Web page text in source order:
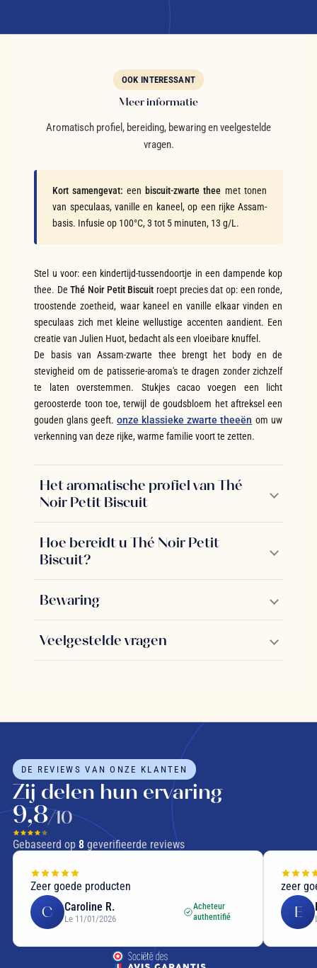
OOK INTERESSANT
Meer informatie
Aromatisch profiel, bereiding, bewaring en veelgestelde
vragen.
Kort samengevat: een biscuit-zwarte thee met tonen
van speculaas, vanille en kaneel, op een rijke Assam-
basis. Infusie op 100°C, 3 tot 5 minuten, 13 g/L.
Stel u voor: een kindertijd-tussendoortje in een dampende kop
thee. DeThé Noir Petit Biscuit roept precies dat op: een ronde,
troostende zoetheid, waar kaneel en vanille elkaar vinden en
speculaas zich met kleine wellustige accenten aandient. Een
creatie van Julien Huot, bedacht als een vloeibare knuffel.
De basis van Assam-zwarte thee brengt het body en de
stevigheid om de patisserie-aroma's te dragen zonder zichzelf
te laten overstemmen. Stukjes cacao voegen een licht
geroosterde toon toe, terwijl de goudsbloem het aftreksel een
gouden glans geeft.onze klassieke zwarte theeën om uw
verkenning van deze rijke, warme familie voort te zetten.
Het aromatische profiel van Thé
Noir Petit Biscuit
Hoe bereidt u Thé Noir Petit
Biscuit?
Bewaring
Veelgestelde vragen
DE REVIEWS VAN ONZE KLANTEN
Zij delen hun ervaring
9,8/10
Gebaseerd op 8geverifieerde reviews
Zeer goede producten
C Caroline R.
Le 11/01/2026
Acheteur
authentifié
zeer
E